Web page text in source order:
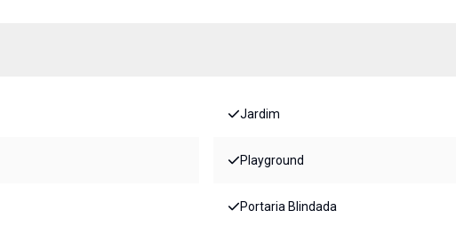
Jardim
Playground
Portaria Blindada